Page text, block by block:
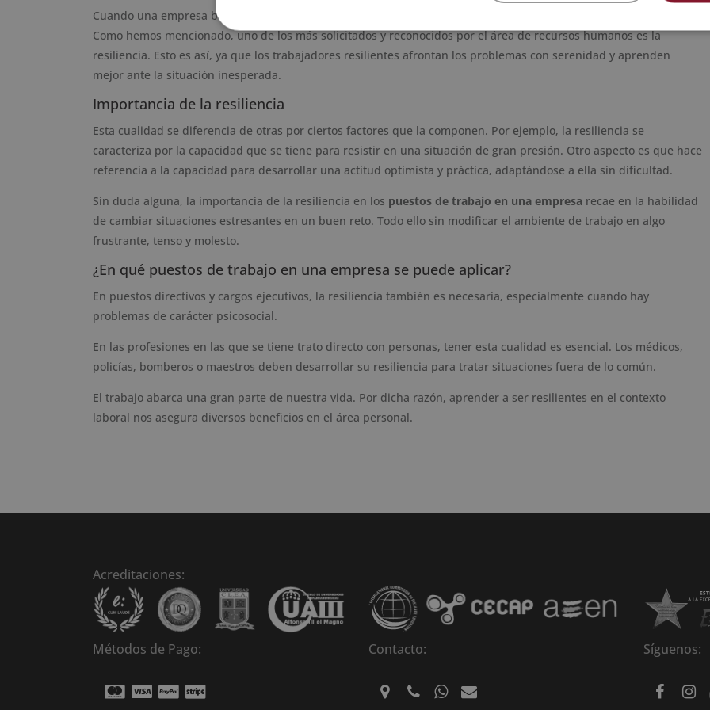
Cuando una empresa busca nuevos trabajadores, los requisitos incluyen aspectos técnicos y, sobretodo, valores.
Como hemos mencionado, uno de los más solicitados y reconocidos por el área de recursos humanos es la
resiliencia. Esto es así, ya que los trabajadores resilientes afrontan los problemas con serenidad y aprenden
mejor ante la situación inesperada.
Importancia de la resiliencia
Esta cualidad se diferencia de otras por ciertos factores que la componen. Por ejemplo, la resiliencia se
caracteriza por la capacidad que se tiene para resistir en una situación de gran presión. Otro aspecto es que hace
referencia a la capacidad para desarrollar una actitud optimista y práctica, adaptándose a ella sin dificultad.
Sin duda alguna, la importancia de la resiliencia en los puestos de trabajo en una empresa recae en la habilidad
de cambiar situaciones estresantes en un buen reto. Todo ello sin modificar el ambiente de trabajo en algo
frustrante, tenso y molesto.
¿En qué puestos de trabajo en una empresa se puede aplicar?
En puestos directivos y cargos ejecutivos, la resiliencia también es necesaria, especialmente cuando hay
problemas de carácter psicosocial.
En las profesiones en las que se tiene trato directo con personas, tener esta cualidad es esencial. Los médicos,
policías, bomberos o maestros deben desarrollar su resiliencia para tratar situaciones fuera de lo común.
El trabajo abarca una gran parte de nuestra vida. Por dicha razón, aprender a ser resilientes en el contexto
laboral nos asegura diversos beneficios en el área personal.
Acreditaciones:
Métodos de Pago: Contacto: Síguenos: